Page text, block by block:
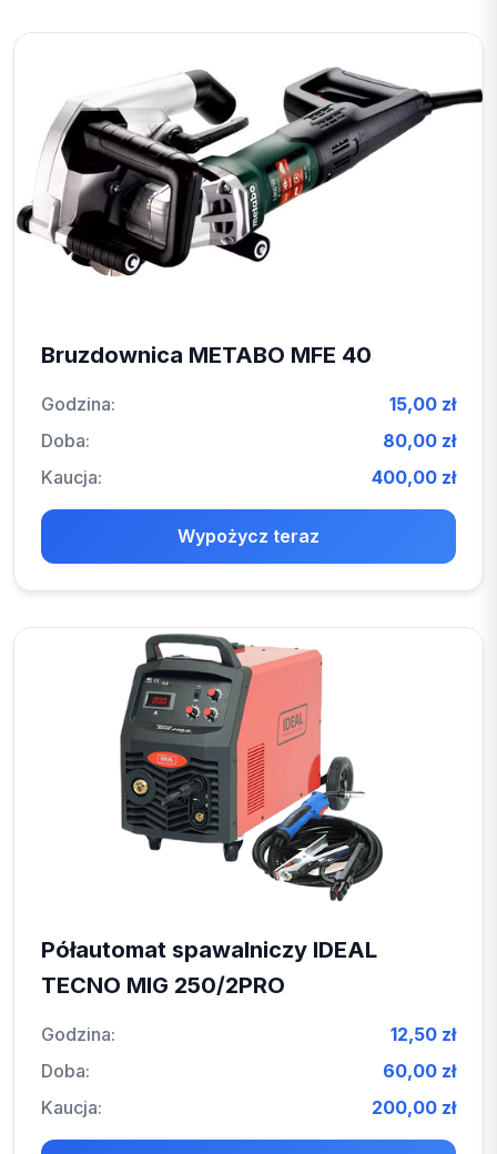
Bruzdownica METABO MFE 40
Godzina:
15,00 zł
Doba:
80,00 zł
Kaucja:
400,00 zł
Wypożycz teraz
Półautomat spawalniczy IDEAL
TECNO MIG 250/2PRO
Godzina:
12,50 zł
Doba:
60,00 zł
Kaucja:
200,00 zł